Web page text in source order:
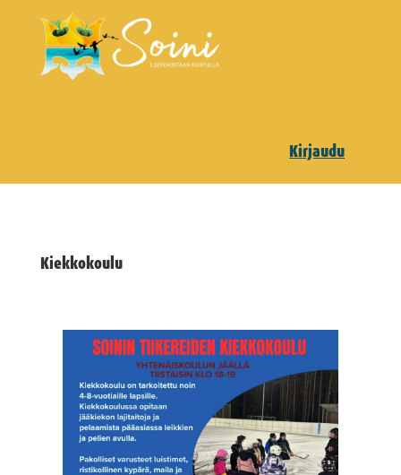
Kirjaudu
Kiekkokoulu